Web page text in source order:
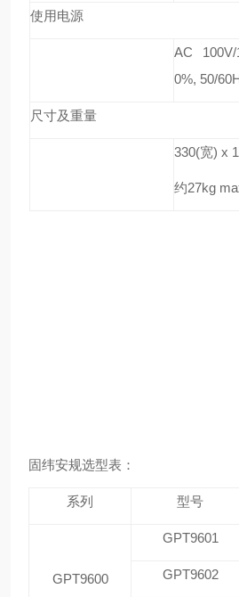
使用电源
AC 100V/
0%, 50/
尺寸及重量
330(宽) x
约27kg
固纬安规选型表：
系列 型号
GPT9600
GPT9601
GPT9602